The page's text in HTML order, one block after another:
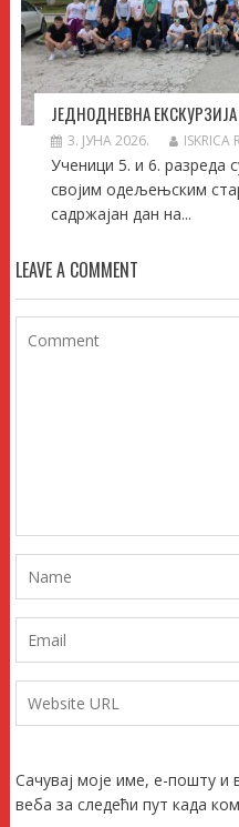
ЈЕДНОДНЕВНА
3. ЈУНА 2026. ISKRICA
Ученици 5. и 6. разреда
својим одељењским
садржајан дан на...
LEAVE A COMMENT
Сачувај моје име, е-пошту и
веба за следећи пут када